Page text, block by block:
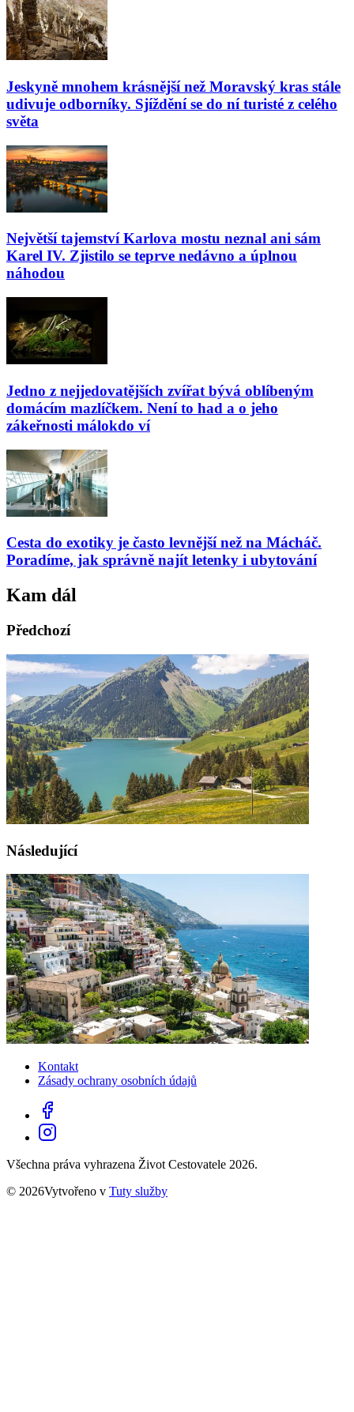
Jeskyně mnohem krásnější než Moravský kras stále
udivuje odborníky. Sjíždění se do ní turisté z celého
světa
Největší tajemství Karlova mostu neznal ani sám
Karel IV. Zjistilo se teprve nedávno a úplnou
náhodou
Jedno z nejjedovatějších zvířat bývá oblíbeným
domácím mazlíčkem. Není to had a o jeho
zákeřnosti málokdo ví
Cesta do exotiky je často levnější než na Mácháč.
Poradíme, jak správně najít letenky i ubytování
Kam dál
Předchozí
Následující
Kontakt
Zásady ochrany osobních údajů
Všechna práva vyhrazena Život Cestovatele 2026.
© 2026Vytvořeno v Tuty služby